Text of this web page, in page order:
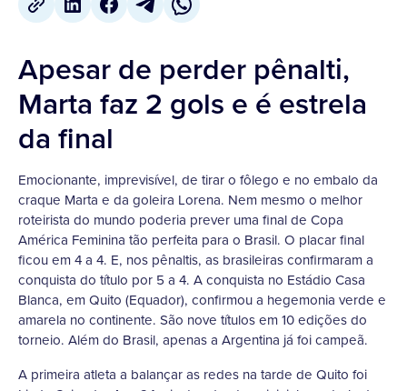
Apesar de perder pênalti,
Marta faz 2 gols e é estrela
da final
Emocionante, imprevisível, de tirar o fôlego e no embalo da
craque Marta e da goleira Lorena. Nem mesmo o melhor
roteirista do mundo poderia prever uma final de Copa
América Feminina tão perfeita para o Brasil. O placar final
ficou em 4 a 4. E, nos pênaltis, as brasileiras confirmaram a
conquista do título por 5 a 4. A conquista no Estádio Casa
Blanca, em Quito (Equador), confirmou a hegemonia verde e
amarela no continente. São nove títulos em 10 edições do
torneio. Além do Brasil, apenas a Argentina já foi campeã.
A primeira atleta a balançar as redes na tarde de Quito foi